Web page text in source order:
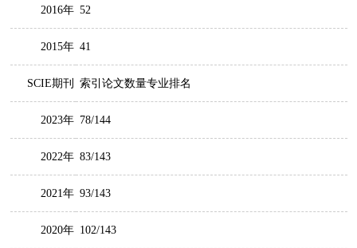
2016年 52
2015年 41
SCIE期刊 索引论文数量专业排名
2023年 78/144
2022年 83/143
2021年 93/143
2020年 102/143